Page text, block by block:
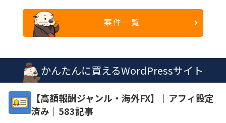
案件一覧
かんたんに買えるWordPressサイト
【高額報酬ジャンル・海外FX】｜アフィ設定
済み｜583記事